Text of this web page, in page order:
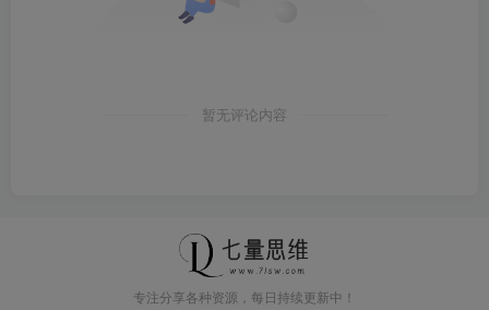
暂无评论内容
专注分享各种资源，每日持续更新中！